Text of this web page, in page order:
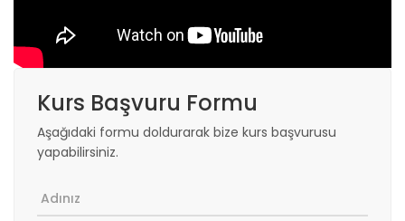
Kurs Başvuru Formu
Aşağıdaki formu doldurarak bize kurs başvurusu
yapabilirsiniz.
Adınız